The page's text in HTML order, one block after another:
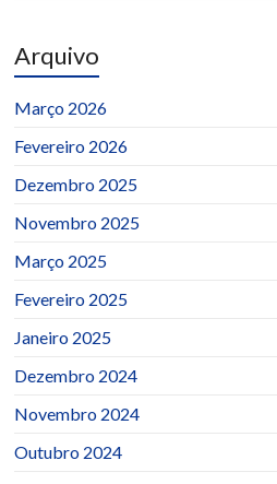
Arquivo
Março 2026
Fevereiro 2026
Dezembro 2025
Novembro 2025
Março 2025
Fevereiro 2025
Janeiro 2025
Dezembro 2024
Novembro 2024
Outubro 2024